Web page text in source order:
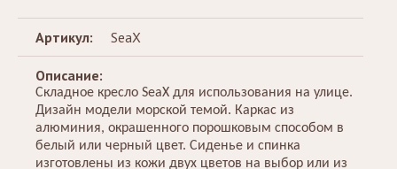
Артикул: SeaX
Описание:
Складное кресло SeaX для использования на улице.
Дизайн модели морской темой. Каркас из
алюминия, окрашенного порошковым способом в
белый или черный цвет. Сиденье и спинка
изготовлены из кожи двух цветов на выбор или из